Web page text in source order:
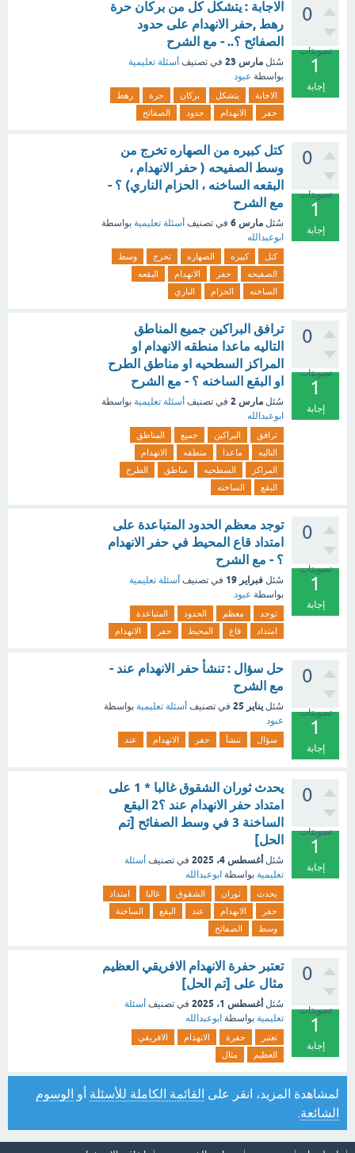
0
تصويتات
1
إجابة
الاجابة : يتشكل كل من بركان حرة
رهط ,حفر الانهدام على حدود
الصفائح ؟.. - مع الشرح
سُئل مارس 23 في تصنيف أسئلة تعليمية
بواسطة عبود
الاجابة يتشكل بركان حرة
رهط
حفر
الانهدام حدود الصفائح
0
تصويتات
1
إجابة
كتل كبيره من الصهاره تخرج من
وسط الصفيحه ( حفر الانهدام ،
البقعه الساخنه ، الحزام الناري) ؟ -
مع الشرح
سُئل مارس 6 في تصنيف أسئلة تعليمية بواسطة
ابوعبدالله
كتل كبيره الصهاره تخرج
وسط
الصفيحه
حفر الانهدام
البقعه
الساخنه
الحزام الناري
0
تصويتات
1
إجابة
ترافق البراكين جميع المناطق
التاليه ماعدا منطقه الانهدام او
المراكز السطحيه او مناطق الطرح
او البقع الساخنه ؟ - مع الشرح
سُئل مارس 2 في تصنيف أسئلة تعليمية بواسطة
ابوعبدالله
ترافق البراكين جميع
المناطق
التاليه
ماعدا منطقه
الانهدام
المراكز
السطحيه مناطق
الطرح
البقع
الساخنه
0
تصويتات
1
إجابة
توجد معظم الحدود المتباعدة على
امتداد قاع المحيط في حفر الانهدام
؟ - مع الشرح
سُئل فبراير 19 في تصنيف أسئلة تعليمية
بواسطة عبود
توجد معظم الحدود
المتباعدة
امتداد
قاع المحيط حفر الانهدام
0
تصويتات
1
إجابة
حل سؤال : تنشأ حفر الانهدام عند -
مع الشرح
سُئل يناير 25 في تصنيف أسئلة تعليمية بواسطة
عبود
سؤال تنشأ حفر الانهدام عند
0
تصويتات
1
إجابة
يحدث ثوران الشقوق غالبا * 1 على
امتداد حفر الانهدام عند ؟2 البقع
الساخنة 3 في وسط الصفائح [تم
الحل]
سُئل أغسطس 4، 2025 في تصنيف أسئلة
تعليمية بواسطة ابوعبدالله
يحدث ثوران الشقوق غالبا
امتداد
حفر
الانهدام عند البقع
الساخنة
وسط
الصفائح
0
تصويتات
1
إجابة
تعتبر حفرة الانهدام الافريقي العظيم
مثال على [تم الحل]
سُئل أغسطس 1، 2025 في تصنيف أسئلة
تعليمية بواسطة ابوعبدالله
تعتبر حفرة الانهدام
الافريقي
العظيم
مثال
لمشاهدة المزيد، انقر على القائمة الكاملة للأسئلة أو الوسوم
الشائعة